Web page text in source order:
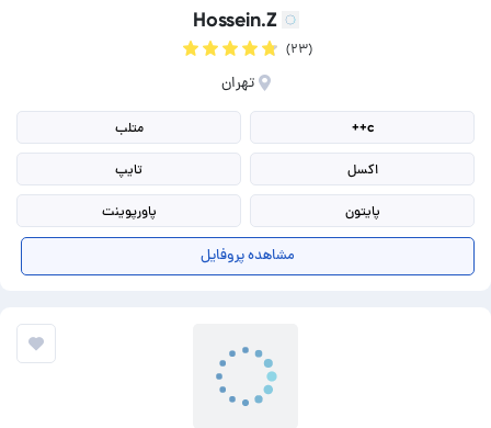
Hossein.Z
(۲۳)
تهران
c++ متلب
اکسل تایپ
پایتون پاورپوینت
مشاهده پروفایل